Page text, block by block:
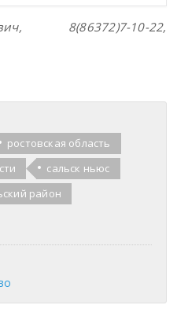
8(86372)7-10-22,
ростовская область
сальск ньюс
район